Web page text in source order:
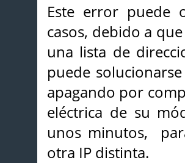
Este error puede
casos, debido a
una lista de
puede
apagando por
eléctrica de su
unos minutos,
otra IP distinta.